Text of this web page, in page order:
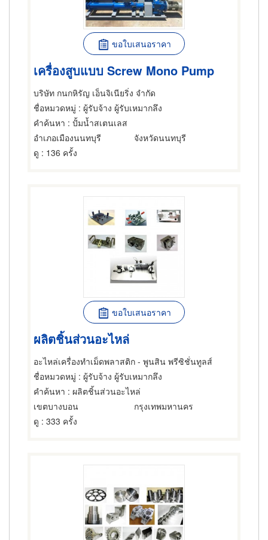
ขอใบเสนอราคา
เครื่องสูบแบบ Screw Mono Pump
บริษัท กนกหิรัญ เอ็นจิเนียริ่ง จำกัด
ชื่อหมวดหมู่ : ผู้รับจ้าง ผู้รับเหมากลึง
คำค้นหา : ปั้มน้ำสเตนเลส
อำเภอเมืองนนทบุรี
จังหวัดนนทบุรี
ดู : 136 ครั้ง
ขอใบเสนอราคา
ผลิตชิ้นส่วนอะไหล่
อะไหล่เครื่องทำเม็ดพลาสติก - พูนสิน พรีซิชั่นทูลส์
ชื่อหมวดหมู่ : ผู้รับจ้าง ผู้รับเหมากลึง
คำค้นหา : ผลิตชิ้นส่วนอะไหล่
เขตบางบอน
กรุงเทพมหานคร
ดู : 333 ครั้ง